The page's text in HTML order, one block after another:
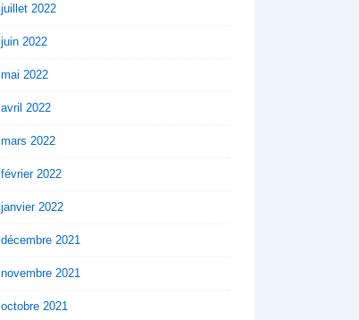
juillet 2022
juin 2022
mai 2022
avril 2022
mars 2022
février 2022
janvier 2022
décembre 2021
novembre 2021
octobre 2021